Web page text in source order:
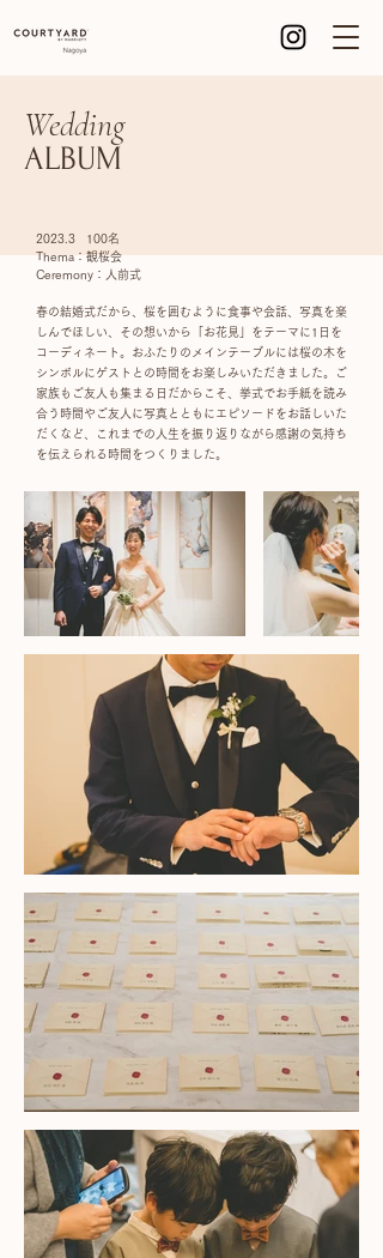
Wedding
ALBUM
2023.3 100名
Thema：観桜会
Ceremony：人前式
​春の結婚式だから、桜を囲むように食事や会話、写真を楽
しんでほしい、その想いから「お花見」をテーマに1日を
コーディネート。おふたりのメインテーブルには桜の木を
シンボルにゲストとの時間をお楽しみいただきました。ご
家族もご友人も集まる日だからこそ、挙式でお手紙を読み
合う時間やご友人に写真とともにエピソードをお話しいた
だくなど、これまでの人生を振り返りながら感謝の気持ち
を伝えられる時間をつくりました。